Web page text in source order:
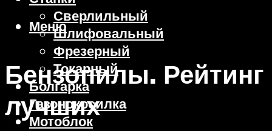
Сверлильный
Шлифовальный
Фрезерный
Токарный
Болгарка
Газонокосилка
Мотоблок
Меню
Бензопилы. Рейтинг
лучших